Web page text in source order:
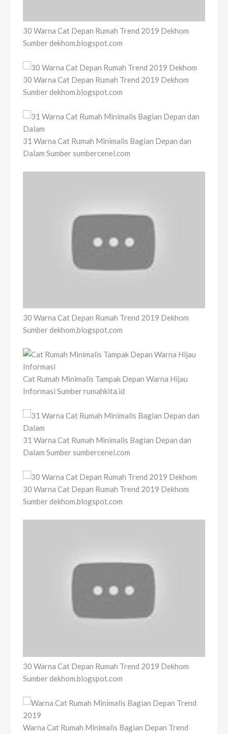
30 Warna Cat Depan Rumah Trend 2019 Dekhom
Sumber dekhom.blogspot.com
30 Warna Cat Depan Rumah Trend 2019 Dekhom
Sumber dekhom.blogspot.com
31 Warna Cat Rumah Minimalis Bagian Depan dan
Dalam Sumber sumbercenel.com
30 Warna Cat Depan Rumah Trend 2019 Dekhom
Sumber dekhom.blogspot.com
Cat Rumah Minimalis Tampak Depan Warna Hijau
Informasi Sumber rumahkita.id
31 Warna Cat Rumah Minimalis Bagian Depan dan
Dalam Sumber sumbercenel.com
30 Warna Cat Depan Rumah Trend 2019 Dekhom
Sumber dekhom.blogspot.com
30 Warna Cat Depan Rumah Trend 2019 Dekhom
Sumber dekhom.blogspot.com
Warna Cat Rumah Minimalis Bagian Depan Trend